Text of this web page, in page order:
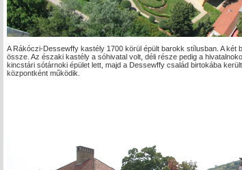
A Rákóczi-Dessewffy kastély 1700 körül épült barokk stílusban. A
össze. Az északi kastély a sóhivatal volt, déli része pedig a
kincstári sótárnoki épület lett, majd a Dessewffy család birtokába
központként működik.